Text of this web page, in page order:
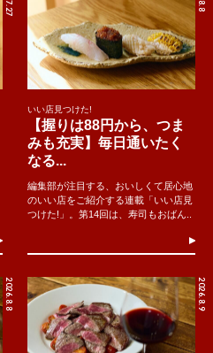
いい店見つけた!
【握りは88円から、つま
みも充実】毎日通いたく
なる...
編集部が注目する、おいしくて居心地
のいい店をご紹介する連載「いい店見
つけた!」。第14回は、寿司もおばん..
2026.8.8 2026.8.9